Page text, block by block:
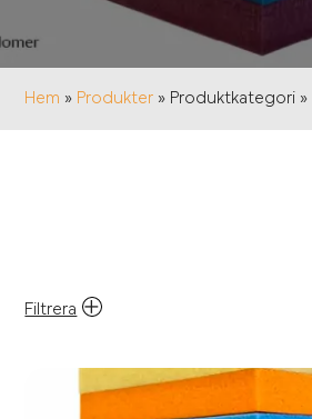
Hem » Produkter » Produktkategori »
Filtrera